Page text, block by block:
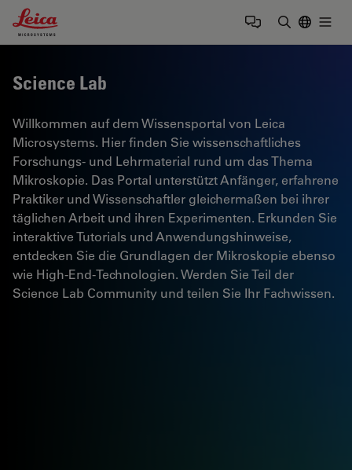
Leica Microsystems Logo
Science Lab
Willkommen auf dem Wissensportal von Leica
Microsystems. Hier finden Sie wissenschaftliches
Forschungs- und Lehrmaterial rund um das Thema
Mikroskopie. Das Portal unterstützt Anfänger, erfahrene
Praktiker und Wissenschaftler gleichermaßen bei ihrer
täglichen Arbeit und ihren Experimenten. Erkunden Sie
interaktive Tutorials und Anwendungshinweise,
entdecken Sie die Grundlagen der Mikroskopie ebenso
wie High-End-Technologien. Werden Sie Teil der
Science Lab Community und teilen Sie Ihr Fachwissen.